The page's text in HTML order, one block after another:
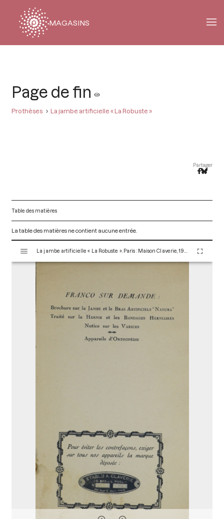
MAGASINS
Page de fin
Prothèses La jambe artificielle « La Robuste »
Partager
Table des matières
La table des matières ne contient aucune entrée.
s